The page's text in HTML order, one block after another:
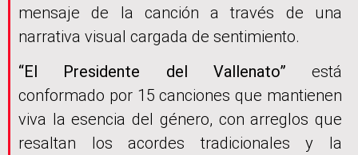
mensaje de la canción a través de una
narrativa visual cargada de sentimiento.
“El Presidente del Vallenato” está
conformado por 15 canciones que mantienen
viva la esencia del género, con arreglos que
resaltan los acordes tradicionales y la